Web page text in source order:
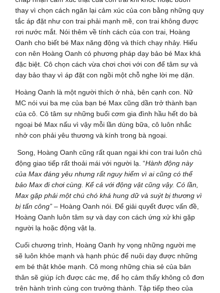
thay vì chọn cách ngăn lại cảm xúc của con bằng những quy
tắc áp đặt như con trai phải mạnh mẽ, con trai không được
rơi nước mắt. Nói thêm về tính cách của con trai, Hoàng
Oanh cho biết bé Max năng động và thích chạy nhảy. Hiểu
con nên Hoàng Oanh có phương pháp dạy bảo bé Max khá
đặc biệt. Cô chọn cách vừa chơi chơi với con để tâm sự và
dạy bảo thay vì áp đặt con ngồi một chỗ nghe lời mẹ dặn.
Hoàng Oanh là một người thích ở nhà, bên cạnh con. Nữ
MC nói vui ba mẹ của bạn bé Max cũng dần trở thành bạn
của cô. Cô tâm sự những buổi cơm gia đình hầu hết do bà
ngoại bé Max nấu vì vậy mỗi lần dùng bữa, cô luôn nhắc
nhở con phải yêu thương và kính trong bà ngoại.
Song, Hoàng Oanh cũng rất quan ngại khi con trai luôn chủ
động giao tiếp rất thoải mái với người lạ. “Hành động này
của Max đáng yêu nhưng rất nguy hiểm vì ai cũng có thể
bảo Max đi chơi cùng. Kể cả với động vật cũng vậy. Có lần,
Max gặp phải một chú chó khá hung dữ và suýt bị thương vì
bị tấn công” – Hoàng Oanh nói. Để giải quyết được vấn đề,
Hoàng Oanh luôn tâm sự và dạy con cách ứng xử khi gặp
người lạ hoặc động vật lạ.
Cuối chương trình, Hoàng Oanh hy vọng những người mẹ
sẽ luôn khỏe mạnh và hạnh phúc để nuôi dạy được những
em bé thật khỏe mạnh. Cô mong những chia sẻ của bản
thân sẽ giúp ích được các mẹ, để họ cảm thấy không cô đơn
trên hành trình cùng con trưởng thành. Tập tiếp theo của